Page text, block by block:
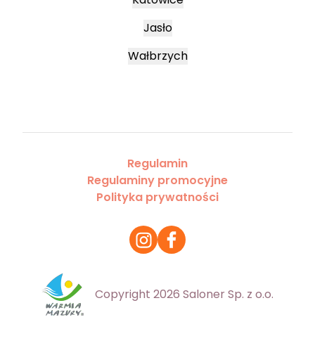
Jasło
Wałbrzych
Regulamin
Regulaminy promocyjne
Polityka prywatności
Copyright 2026 Saloner Sp. z o.o.